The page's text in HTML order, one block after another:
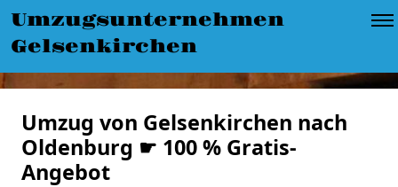
Umzugsunternehmen
Gelsenkirchen
Umzug von Gelsenkirchen nach
Oldenburg ☛ 100 % Gratis-
Angebot